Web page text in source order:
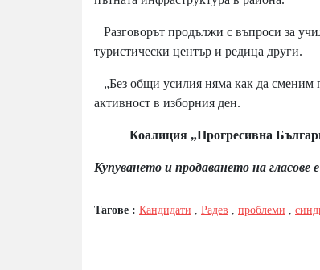
Разговорът продължи с въпроси за
туристически център и редица други.
„Без общи усилия няма как да сменим
активност в изборния ден.
Коалиция „Прогресивна
Купуването и продаването на гласове
Тагове : Кандидати Радев проблеми